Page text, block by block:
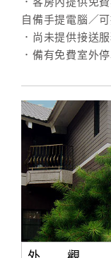
自備手提電腦／
．尚未提供接送
．備有免費室外